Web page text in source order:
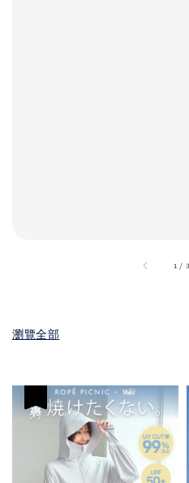
1 / 3
瀏覽全部